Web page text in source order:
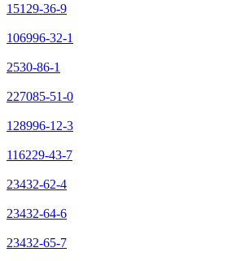
15129-36-9
106996-32-1
2530-86-1
227085-51-0
128996-12-3
116229-43-7
23432-62-4
23432-64-6
23432-65-7